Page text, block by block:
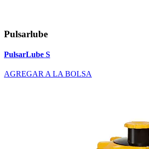
Pulsarlube
PulsarLube S
AGREGAR A LA BOLSA